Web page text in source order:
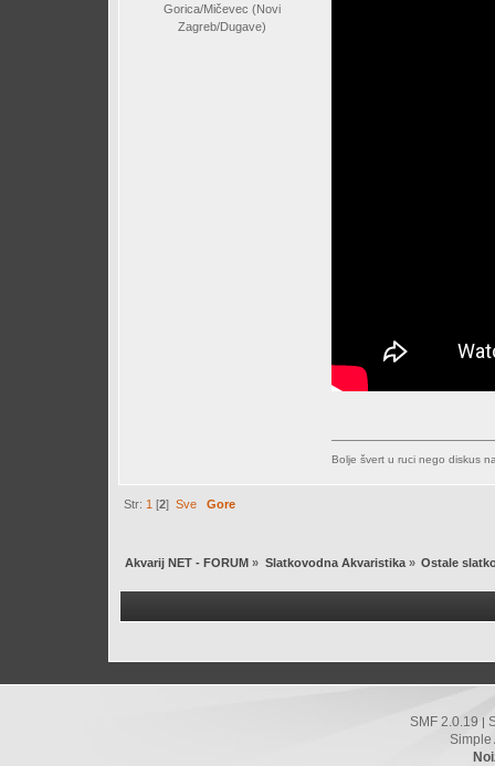
Gorica/Mičevec (Novi
Zagreb/Dugave)
Bolje švert u ruci nego diskus
Str: 1 [2]Sve Gore
Akvarij NET - FORUM » Slatkovodna Akvaristika» Ostale
SMF 2.0.19 |
Simple